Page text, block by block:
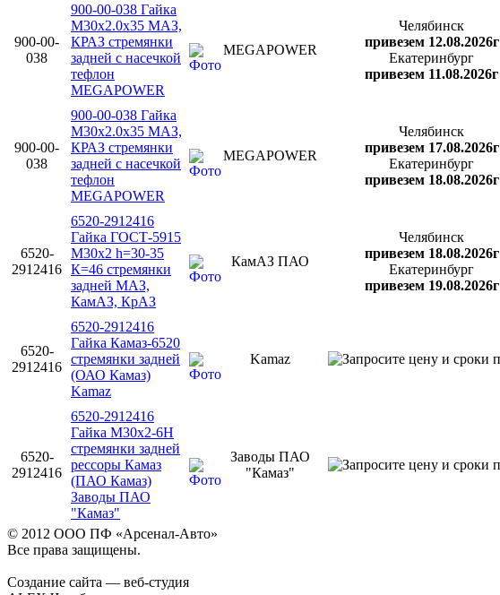
900-00-
038
900-00-038 Гайка
М30х2.0х35 МАЗ,
КРАЗ стремянки
задней с насечкой
тефлон
MEGAPOWER
MEGAPOWER
Челябинск
привезем 12.08.2026г
Екатеринбург
привезем 11.08.2026г
900-00-
038
900-00-038 Гайка
М30х2.0х35 МАЗ,
КРАЗ стремянки
задней с насечкой
тефлон
MEGAPOWER
MEGAPOWER
Челябинск
привезем 17.08.2026г
Екатеринбург
привезем 18.08.2026г
6520-
2912416
6520-2912416
Гайка ГОСТ-5915
М30х2 h=30-35
К=46 стремянки
задней МАЗ,
КамАЗ, КрАЗ
КамАЗ ПАО
Челябинск
привезем 18.08.2026г
Екатеринбург
привезем 19.08.2026г
6520-
2912416
6520-2912416
Гайка Камаз-6520
стремянки задней
(ОАО Камаз)
Kamaz
Kamaz
6520-
2912416
6520-2912416
Гайка М30х2-6Н
стремянки задней
рессоры Камаз
(ПАО Камаз)
Заводы ПАО
"Камаз"
Заводы ПАО
"Камаз"
© 2012 ООО ПФ «Арсенал-Авто»
Все права защищены.
Создание сайта — веб-студия